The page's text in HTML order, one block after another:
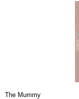
The Mummy